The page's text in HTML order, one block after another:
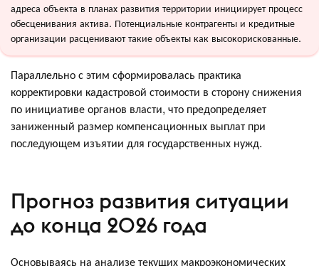
адреса объекта в планах развития территории инициирует процесс
обесценивания актива. Потенциальные контрагенты и кредитные
организации расценивают такие объекты как высокорискованные.
Параллельно с этим сформировалась практика
корректировки кадастровой стоимости в сторону снижения
по инициативе органов власти, что предопределяет
заниженный размер компенсационных выплат при
последующем изъятии для государственных нужд.
Прогноз развития ситуации
до конца 2026 года
Основываясь на анализе текущих макроэкономических